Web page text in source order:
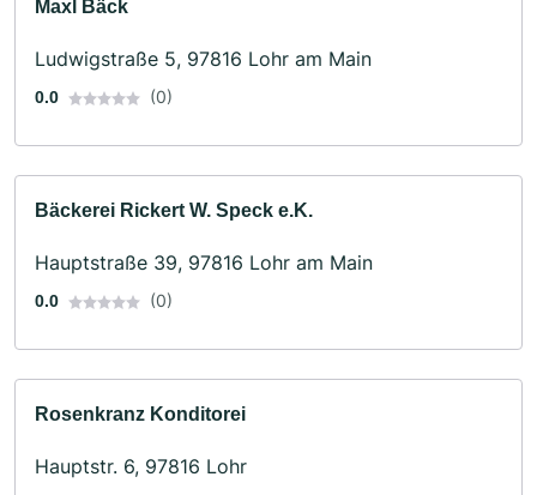
Maxl Bäck
Ludwigstraße 5, 97816 Lohr am Main
0.0 (0)
Bäckerei Rickert W. Speck e.K.
Hauptstraße 39, 97816 Lohr am Main
0.0 (0)
Rosenkranz Konditorei
Hauptstr. 6, 97816 Lohr